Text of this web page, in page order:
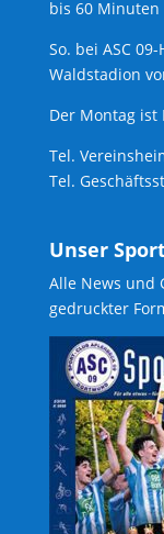
bis 60
So. bei ASC
Waldstadion
Der Montag ist
Tel.
Tel.
Unser
Alle News und
gedruckter